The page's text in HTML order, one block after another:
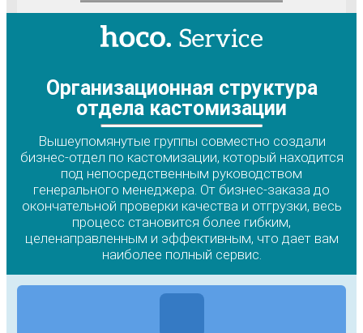
Организационная структура
отдела кастомизации
Вышеупомянутые группы совместно создали
бизнес-отдел по кастомизации, который находится
под непосредственным руководством
генерального менеджера. От бизнес-заказа до
окончательной проверки качества и отгрузки, весь
процесс становится более гибким,
целенаправленным и эффективным, что дает вам
наиболее полный сервис.